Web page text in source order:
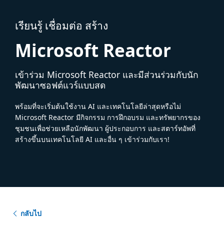
เรียนรู้ เชื่อมต่อ สร้าง
Microsoft Reactor
เข้าร่วม Microsoft Reactor และมีส่วนร่วมกับนัก
พัฒนาซอฟต์แวร์แบบสด
พร้อมที่จะเริ่มต้นใช้งาน AI และเทคโนโลยีล่าสุดหรือไม่
Microsoft Reactor มีกิจกรรม การฝึกอบรม และทรัพยากรของ
ชุมชนเพื่อช่วยเหลือนักพัฒนา ผู้ประกอบการ และสตาร์ทอัพที่
สร้างขึ้นบนเทคโนโลยี AI และอื่น ๆ เข้าร่วมกับเรา!
กลับไป